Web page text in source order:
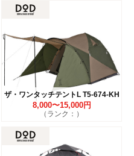
ザ・ワンタッチテントL T5-674-KH
8,000〜15,000円
（ランク：）